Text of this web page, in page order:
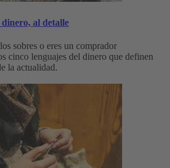
al detalle
sobres o eres un comprador
cinco lenguajes del dinero que definen
la actualidad.